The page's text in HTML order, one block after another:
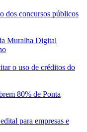
dos concursos públicos
Muralha Digital
o uso de créditos do
80% de Ponta
para empresas e